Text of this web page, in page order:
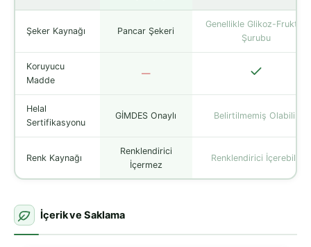
Şeker Kaynağı Pancar Şekeri
Genellikle Glikoz-Fruktoz
Şurubu
Koruyucu
Madde
—
Helal
Sertifikasyonu
GİMDES Onaylı Belirtilmemiş Olabilir
Renk Kaynağı
Renklendirici
İçermez
Renklendirici İçerebilir
İçerik ve Saklama